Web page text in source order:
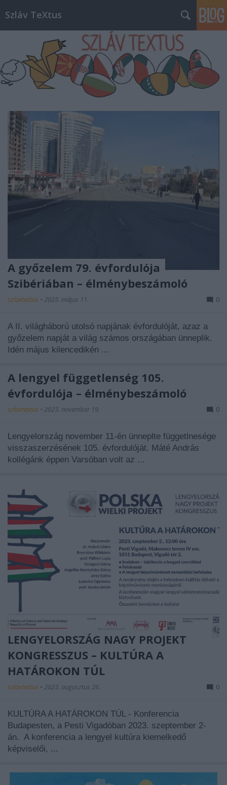
Szláv TeXtus
A győzelem 79. évfordulója
Szibériában – élménybeszámoló
szlavtextus • 2025. május 11. 0
A II. világháború utolsó napjának évfordulóját, azaz a
győzelem napját a világ számos országában ünneplik.
Idén május kilencedikén ...
A lengyel függetlenség 105.
évfordulója – élménybeszámoló
szlavtextus • 2023. november 19. 0
Lengyelország november 11-én ünneplte függetlnesége
visszaszerzésének 105. évfordulóját. Máté András
kollégánk éppen Varsóban volt az ...
LENGYELORSZÁG NAGY PROJEKT
KONGRESSZUS – KULTÚRA A
HATÁROKON TÚL
szlavtextus • 2023. augusztus 26. 0
KULTÚRA A HATÁROKON TÚL - Konferencia
Budapesten, a Pesti Vigadóban 2023. szeptember 2-
án. A konferencia a lengyel kultúra kiemelkedő
képviselői, ...